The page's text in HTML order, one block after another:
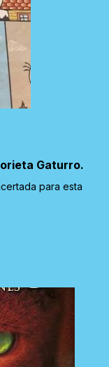
Gaturro.
para esta